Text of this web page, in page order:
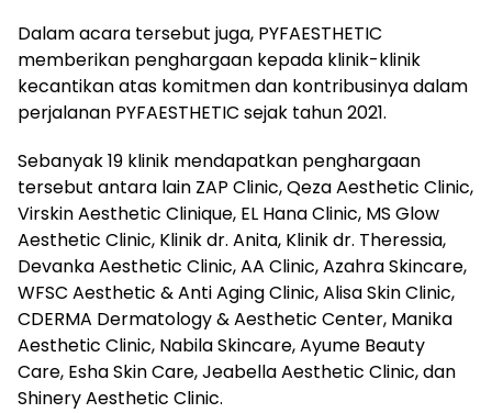
Dalam acara tersebut juga, PYFAESTHETIC
memberikan penghargaan kepada klinik-klinik
kecantikan atas komitmen dan kontribusinya dalam
perjalanan PYFAESTHETIC sejak tahun 2021.
Sebanyak 19 klinik mendapatkan penghargaan
tersebut antara lain ZAP Clinic, Qeza Aesthetic Clinic,
Virskin Aesthetic Clinique, EL Hana Clinic, MS Glow
Aesthetic Clinic, Klinik dr. Anita, Klinik dr. Theressia,
Devanka Aesthetic Clinic, AA Clinic, Azahra Skincare,
WFSC Aesthetic & Anti Aging Clinic, Alisa Skin Clinic,
CDERMA Dermatology & Aesthetic Center, Manika
Aesthetic Clinic, Nabila Skincare, Ayume Beauty
Care, Esha Skin Care, Jeabella Aesthetic Clinic, dan
Shinery Aesthetic Clinic.